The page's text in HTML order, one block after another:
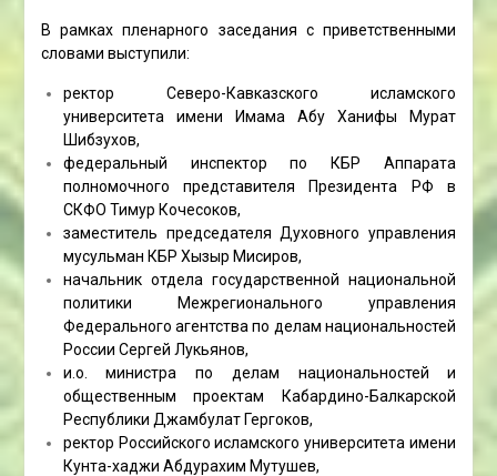
В рамках пленарного заседания с приветственными
словами выступили:
ректор Северо-Кавказского исламского
университета имени Имама Абу Ханифы Мурат
Шибзухов,
федеральный инспектор по КБР Аппарата
полномочного представителя Президента РФ в
СКФО Тимур Кочесоков,
заместитель председателя Духовного управления
мусульман КБР Хызыр Мисиров,
начальник отдела государственной национальной
политики Межрегионального управления
Федерального агентства по делам национальностей
России Сергей Лукьянов,
и.о. министра по делам национальностей и
общественным проектам Кабардино-Балкарской
Республики Джамбулат Гергоков,
ректор Российского исламского университета имени
Кунта-хаджи Абдурахим Мутушев,